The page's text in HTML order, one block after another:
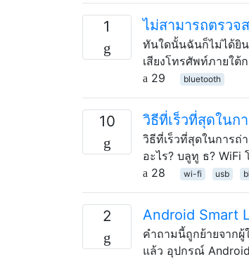
1 ไม่สามารถตรวจ
ทันใดนั้นฉันก็ไม่ได้ยิ
เสียงโทรศัพท์ภายใ
29
bluetooth
10 วิธีที่เร็วที่สุดใน
วิธีที่เร็วที่สุดในการ
อะไร? บลูทู ธ? WiFi
28
wi-fi usb
2 Android Smart
คำถามนี้ถูกย้ายจาก
แล้ว อุปกรณ์